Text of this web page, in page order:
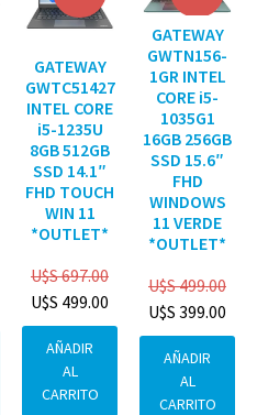
GATEWAY
GWTC51427
INTEL CORE
i5-1235U
8GB 512GB
SSD 14.1″
FHD TOUCH
WIN 11
*OUTLET*
U$S697.00
U$S 499.00
AÑADIR
AL
CARRITO
GATEWAY
GWTN156-
1GR INTEL
CORE i5-
1035G1
16GB 256GB
SSD 15.6″
FHD
WINDOWS
11 VERDE
*OUTLET*
U$S499.00
U$S 399.00
AÑADIR
AL
CARRITO